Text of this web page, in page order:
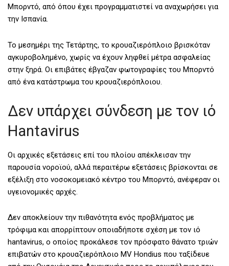
Μπορντό, από όπου έχει προγραμματιστεί να αναχωρήσει για
την Ισπανία.
Το μεσημέρι της Τετάρτης, το κρουαζιερόπλοιο βρισκόταν
αγκυροβολημένο, χωρίς να έχουν ληφθεί μέτρα ασφαλείας
στην ξηρά. Οι επιβάτες έβγαζαν φωτογραφίες του Μπορντό
από ένα κατάστρωμα του κρουαζιερόπλοιου.
Δεν υπάρχει σύνδεση με τον ιό
Hantavirus
Οι αρχικές εξετάσεις επί του πλοίου απέκλεισαν την
παρουσία νοροϊού, αλλά περαιτέρω εξετάσεις βρίσκονται σε
εξέλιξη στο νοσοκομειακό κέντρο του Μπορντό, ανέφεραν οι
υγειονομικές αρχές.
Δεν αποκλείουν την πιθανότητα ενός προβλήματος με
τρόφιμα και απορρίπτουν οποιαδήποτε σχέση με τον ιό
hantavirus, ο οποίος προκάλεσε τον πρόσφατο θάνατο τριών
επιβατών στο κρουαζιερόπλοιο MV Hondius που ταξίδευε